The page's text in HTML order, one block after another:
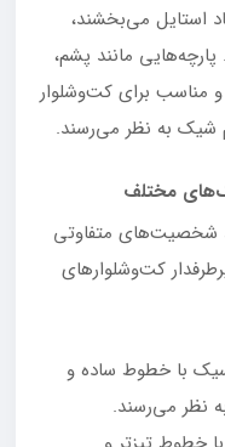
استایل می‌بخشند،
مانند پشم،
مناسب برای کت‌وشلوار
شیک به نظر می‌رسند.
مختلف
شخصیت‌های متفاوتی
کت‌وشلوارهای
با خطوط ساده و
نظر می‌رسند.